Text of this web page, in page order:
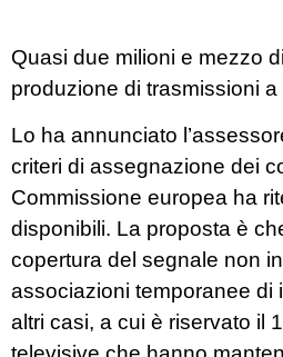
Quasi due milioni e mezzo
produzione di trasmissioni
Lo ha annunciato
criteri di assegnazione dei
Commissione europea ha
disponibili. La proposta è
copertura del segnale non
associazioni temporanee di
altri casi, a cui è riservato il